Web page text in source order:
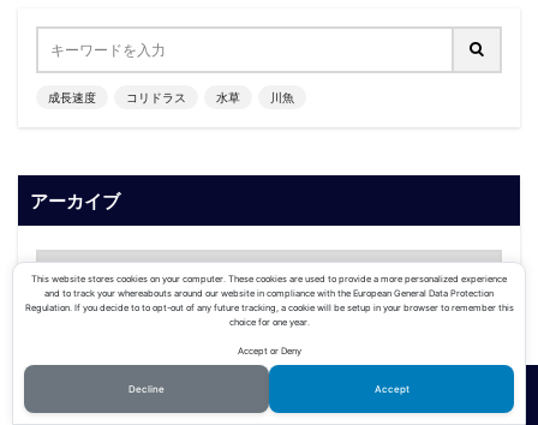
成長速度 コリドラス 水草 川魚
アーカイブ
This website stores cookies on your computer. These cookies are used to provide a more personalized experience
and to track your whereabouts around our website in compliance with the European General Data Protection
Regulation. If you decide to to opt-out of any future tracking, a cookie will be setup in your browser to remember this
choice for one year.
Accept or Deny
Decline Accept